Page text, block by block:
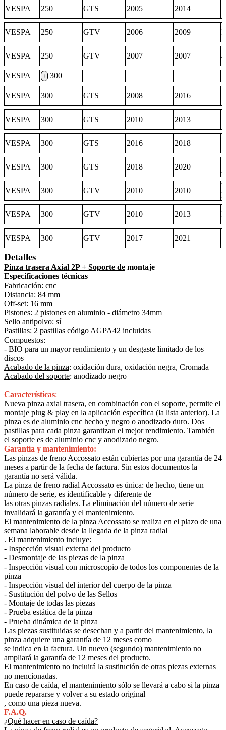
VESPA 250 GTS 2005 2014
VESPA 250 GTV 2006 2009
VESPA 250 GTV 2007 2007
VESPA + 300
VESPA 300 GTS 2008 2016
VESPA 300 GTS 2010 2013
VESPA 300 GTS 2016 2018
VESPA 300 GTS 2018 2020
VESPA 300 GTV 2010 2010
VESPA 300 GTV 2010 2013
VESPA 300 GTV 2017 2021
Detalles
Pinza trasera Axial 2P + Soporte de montaje
Especificaciones técnicas
Fabricación: cnc
Distancia: 84 mm
Off-set: 16 mm
Pistones: 2 pistones en aluminio - diámetro 34mm
Sello antipolvo: sí
Pastillas: 2 pastillas código AGPA42 incluidas
Compuestos:
- BIO para un mayor rendimiento y un desgaste limitado de los
discos
Acabado de la pinza: oxidación dura, oxidación negra, Cromada
Acabado del soporte: anodizado negro
Características:
Nueva pinza axial trasera, en combinación con el soporte, permite el
montaje plug & play en la aplicación específica (la lista anterior). La
pinza es de aluminio cnc hecho y negro o anodizado duro. Dos
pastillas para cada pinza garantizan el mejor rendimiento. También
el soporte es de aluminio cnc y anodizado negro.
Garantía y mantenimiento:
Las pinzas de freno Accossato están cubiertas por una garantía de 24
meses a partir de la fecha de factura. Sin estos documentos la
garantía no será válida.
La pinza de freno radial Accossato es única: de hecho, tiene un
número de serie, es identificable y diferente de
las otras pinzas radiales. La eliminación del número de serie
invalidará la garantía y el mantenimiento.
El mantenimiento de la pinza Accossato se realiza en el plazo de una
semana laborable desde la llegada de la pinza radial
. El mantenimiento incluye:
- Inspección visual externa del producto
- Desmontaje de las piezas de la pinza
- Inspección visual con microscopio de todos los componentes de la
pinza
- Inspección visual del interior del cuerpo de la pinza
- Sustitución del polvo de las Sellos
- Montaje de todas las piezas
- Prueba estática de la pinza
- Prueba dinámica de la pinza
Las piezas sustituidas se desechan y a partir del mantenimiento, la
pinza adquiere una garantía de 12 meses como
se indica en la factura. Un nuevo (segundo) mantenimiento no
ampliará la garantía de 12 meses del producto.
El mantenimiento no incluirá la sustitución de otras piezas externas
no mencionadas.
En caso de caída, el mantenimiento sólo se llevará a cabo si la pinza
puede repararse y volver a su estado original
, como una pieza nueva.
F.A.Q.
¿Qué hacer en caso de caída?